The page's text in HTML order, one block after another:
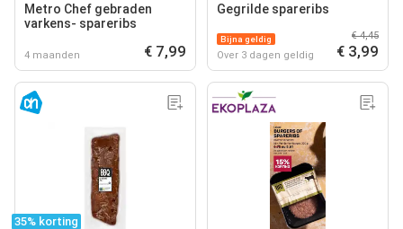
Metro Chef gebraden
varkens- spareribs
4 maanden € 7,99
Gegrilde spareribs
Bijna geldig
Over 3 dagen geldig
€ 4,45
€ 3,99
35% korting